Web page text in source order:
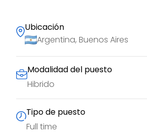
Ubicación
Argentina, Buenos Aires
Modalidad del puesto
Hibrido
Tipo de puesto
Full time